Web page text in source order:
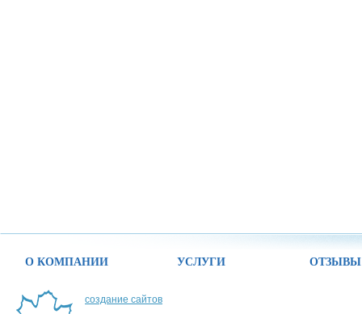
О КОМПАНИИ УСЛУГИ ОТЗЫВЫ
создание сайтов